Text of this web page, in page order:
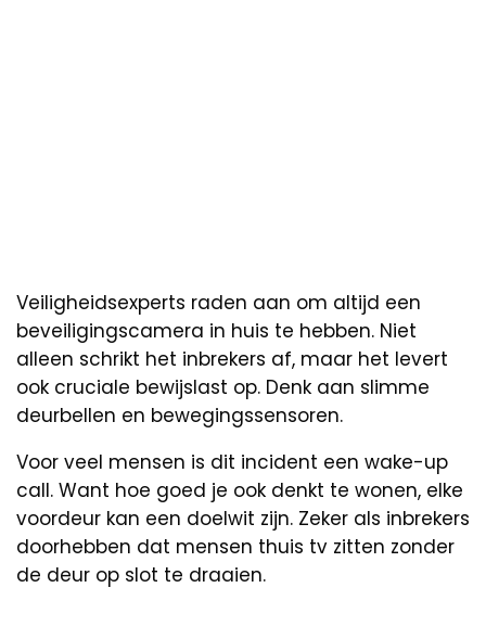
Veiligheidsexperts raden aan om altijd een
beveiligingscamera in huis te hebben. Niet
alleen schrikt het inbrekers af, maar het levert
ook cruciale bewijslast op. Denk aan slimme
deurbellen en bewegingssensoren.
Voor veel mensen is dit incident een wake-up
call. Want hoe goed je ook denkt te wonen, elke
voordeur kan een doelwit zijn. Zeker als inbrekers
doorhebben dat mensen thuis tv zitten zonder
de deur op slot te draaien.